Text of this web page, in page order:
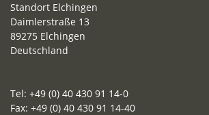
Standort Elchingen
Daimlerstraße 13
89275 Elchingen
Deutschland
Tel: +49 (0) 40 430 91 14-0
Fax: +49 (0) 40 430 91 14-40